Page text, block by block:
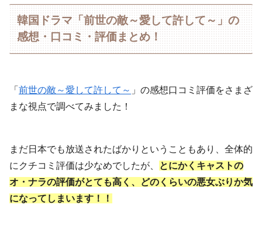
韓国ドラマ「前世の敵～愛して許して～」の
感想・口コミ・評価まとめ！
「 前世の敵～愛して許して～ 」の感想口コミ評価をさまざ
まな視点で調べてみました！
まだ日本でも放送されたばかりということもあり、全体的
にクチコミ評価は少なめでしたが、
とにかくキャストの
オ・ナラの評価がとても高く、どのくらいの悪女ぶりか気
になってしまいます！！